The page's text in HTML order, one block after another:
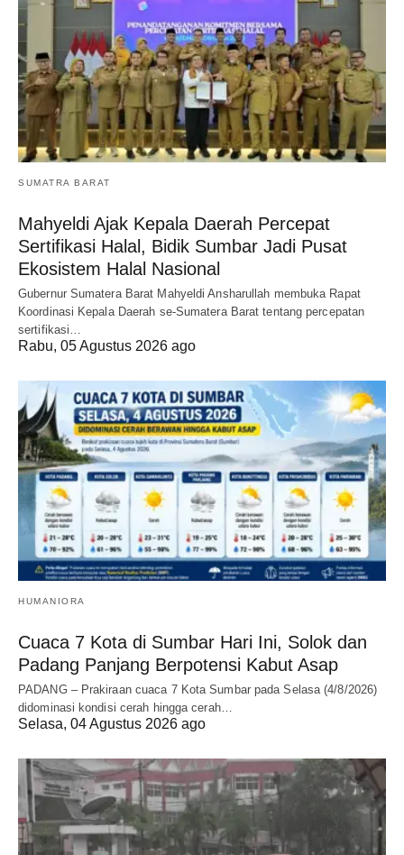
SUMATRA BARAT
Mahyeldi Ajak Kepala Daerah Percepat
Sertifikasi Halal, Bidik Sumbar Jadi Pusat
Ekosistem Halal Nasional
Gubernur Sumatera Barat Mahyeldi Ansharullah membuka Rapat
Koordinasi Kepala Daerah se-Sumatera Barat tentang percepatan
sertifikasi…
Rabu, 05 Agustus 2026 ago
HUMANIORA
Cuaca 7 Kota di Sumbar Hari Ini, Solok dan
Padang Panjang Berpotensi Kabut Asap
PADANG – Prakiraan cuaca 7 Kota Sumbar pada Selasa (4/8/2026)
didominasi kondisi cerah hingga cerah…
Selasa, 04 Agustus 2026 ago